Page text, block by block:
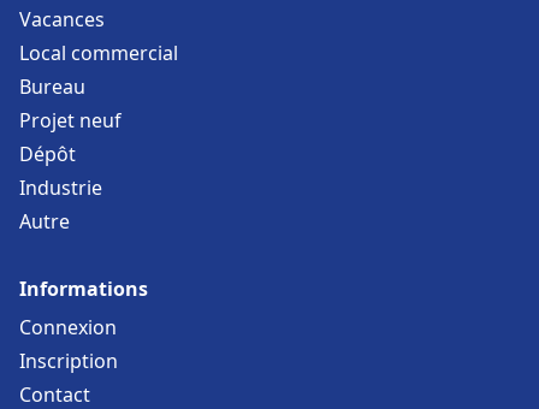
Vacances
Local commercial
Bureau
Projet neuf
Dépôt
Industrie
Autre
Informations
Connexion
Inscription
Contact